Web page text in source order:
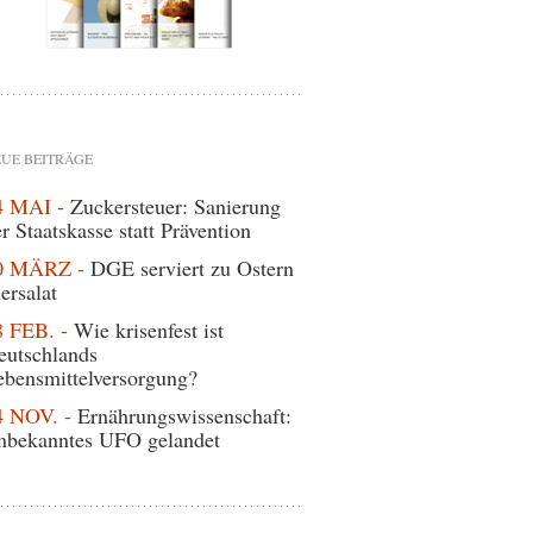
BEITRÄGE
MAI - Zuckersteuer: Sanierung
Staatskasse statt Prävention
MÄRZ - DGE serviert zu Ostern
FEB. - Wie krisenfest ist
NOV. - Ernährungswissenschaft:
UFO gelandet